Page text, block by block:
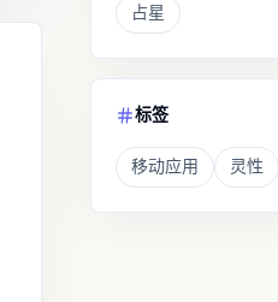
占星
标签
移动应用 灵性